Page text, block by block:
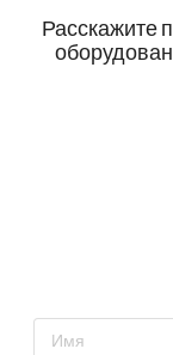
Расскажите